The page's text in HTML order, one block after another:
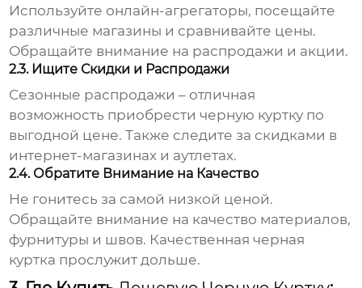
Используйте онлайн-агрегаторы, посещайте
различные магазины и сравнивайте цены.
Обращайте внимание на распродажи и акции.
2.3. Ищите Скидки и Распродажи
Сезонные распродажи – отличная
возможность приобрестичерную куртку по
выгодной цене. Также следите за скидками в
интернет-магазинах и аутлетах.
2.4. Обратите Внимание на Качество
Не гонитесь за самой низкой ценой.
Обращайте внимание на качество материалов,
фурнитуры и швов. Качественнаячерная
куртка прослужит дольше.